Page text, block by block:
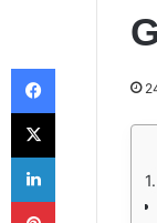
Facebook
X
LinkedIn
Pinterest